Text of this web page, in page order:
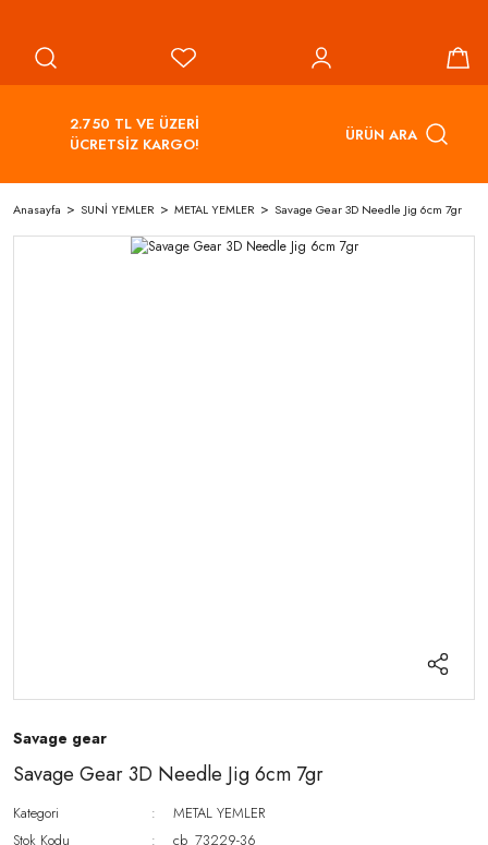
2.750 TL VE ÜZERİ
ÜCRETSİZ KARGO!
ÜRÜN ARA
Anasayfa SUNİ YEMLER METAL YEMLER Savage Gear 3D Needle Jig 6cm 7gr
Savage gear
Savage Gear 3D Needle Jig 6cm 7gr
Kategori
METAL YEMLER
Stok Kodu
cb_73229-36